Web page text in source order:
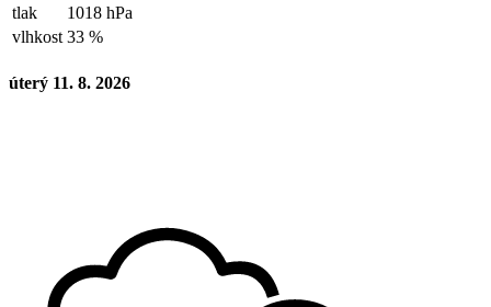
tlak
1018 hPa
vlhkost 33 %
úterý 11. 8. 2026